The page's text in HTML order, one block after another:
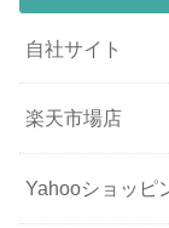
自社サイト
楽天市場店
Yahooショッピ